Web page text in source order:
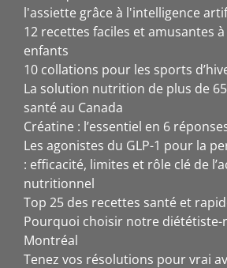
l'assiette grâce à l'intelligence
12 recettes faciles et amusantes
enfants
10 collations pour les sports
La solution nutrition de plus de
santé au Canada
Créatine : l’essentiel en 6
Les agonistes du GLP-1 pour la
: efficacité, limites et rôle clé de
nutritionnel
Top 25 des recettes santé et
Pourquoi choisir notre
Montréal
Tenez vos résolutions pour vrai